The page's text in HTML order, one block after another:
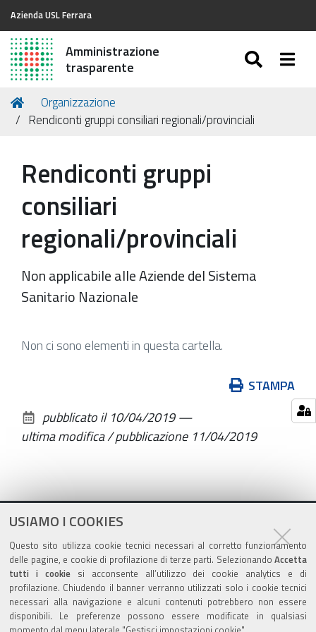
USIAMO I COOKIES
Questo sito utilizza cookie tecnici necessari al corretto funzionamento
delle pagine, e cookie di profilazione di terze parti. Selezionando Accetta
tutti i cookiesi acconsente all’utilizzo dei cookie analytics e di
profilazione. Chiudendo il banner verranno utilizzati solo i cookie tecnici
necessari alla navigazione e alcuni contenuti potrebbero non essere
disponibili. Le preferenze possono essere modificate in qualsiasi
Azienda USL Ferrara
Amministrazione
trasparente
Tu
sei
Home
Organizzazione
Rendiconti gruppi consiliari regionali/provinciali
Rendiconti gruppi
consiliari
regionali/provinciali
Non applicabile alle Aziende del Sistema
Sanitario Nazionale
Non ci sono elementi in questa cartella.
documento
STAMPA
pubblicato il 10/04/2019—
ultima modifica / pubblicazione 11/04/2019
Contatti